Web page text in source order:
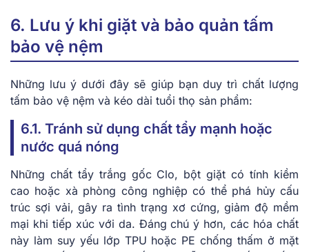
6. Lưu ý khi giặt và bảo quản tấm
bảo vệ nệm
Những lưu ý dưới đây sẽ giúp bạn duy trì chất lượng
tấm bảo vệ nệm và kéo dài tuổi thọ sản phẩm:
6.1. Tránh sử dụng chất tẩy mạnh hoặc
nước quá nóng
Những chất tẩy trắng gốc Clo, bột giặt có tính kiềm
cao hoặc xà phòng công nghiệp có thể phá hủy cấu
trúc sợi vải, gây ra tình trạng xơ cứng, giảm độ mềm
mại khi tiếp xúc với da. Đáng chú ý hơn, các hóa chất
này làm suy yếu lớp TPU hoặc PE chống thấm ở mặt